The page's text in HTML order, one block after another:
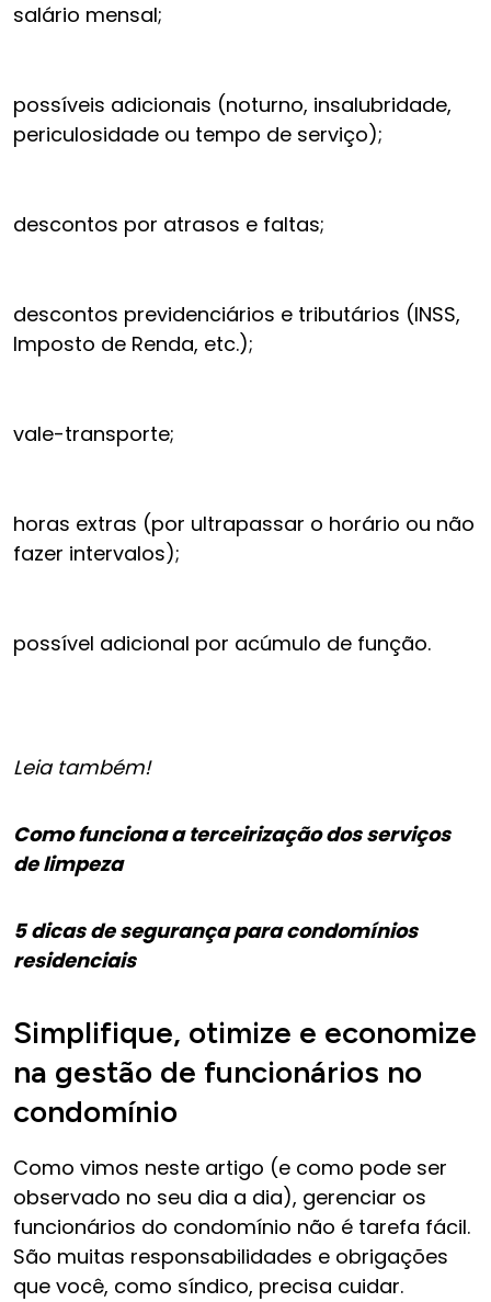
salário mensal;
possíveis adicionais (noturno, insalubridade,
periculosidade ou tempo de serviço);
descontos por atrasos e faltas;
descontos previdenciários e tributários (INSS,
Imposto de Renda, etc.);
vale-transporte;
horas extras (por ultrapassar o horário ou não
fazer intervalos);
possível adicional por acúmulo de função.
Leia também!
Como funciona a terceirização dos serviços
de limpeza
5 dicas de segurança para condomínios
residenciais
Simplifique, otimize e economize
na gestão de funcionários no
condomínio
Como vimos neste artigo (e como pode ser
observado no seu dia a dia), gerenciar os
funcionários do condomínio não é tarefa fácil.
São muitas responsabilidades e obrigações
que você, como síndico, precisa cuidar.